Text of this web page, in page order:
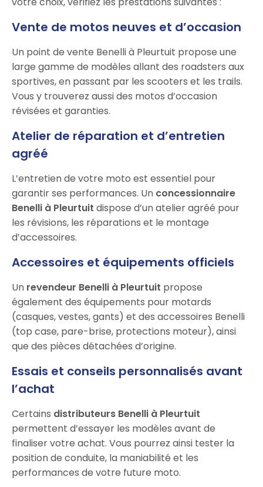
Vente de motos neuves et d’occasion
Un point de vente Benelli à Pleurtuit propose une
large gamme de modèles allant des roadsters aux
sportives, en passant par les scooters et les trails.
Vous y trouverez aussi des motos d’occasion
révisées et garanties.
Atelier de réparation et d’entretien
agréé
L’entretien de votre moto est essentiel pour
garantir ses performances. Un concessionnaire
Benelli à Pleurtuit dispose d’un atelier agréé pour
les révisions, les réparations et le montage
d’accessoires.
Accessoires et équipements officiels
Un revendeur Benelli à Pleurtuit propose
également des équipements pour motards
(casques, vestes, gants) et des accessoires Benelli
(top case, pare-brise, protections moteur), ainsi
que des pièces détachées d’origine.
Essais et conseils personnalisés avant
l’achat
Certains distributeurs Benelli à Pleurtuit
permettent d’essayer les modèles avant de
finaliser votre achat. Vous pourrez ainsi tester la
position de conduite, la maniabilité et les
performances de votre future moto.